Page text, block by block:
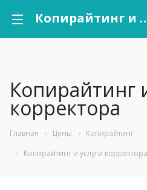
Копирайтинг и
Копирайтинг
корректора
Главная Цены
Копирайтинг
Копирайтинг и услуги корректора